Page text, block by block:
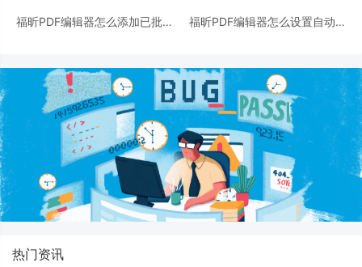
福昕PDF编辑器怎么添加已批准
福昕PDF编辑器怎么设置自动滚
热门资讯